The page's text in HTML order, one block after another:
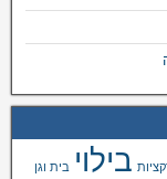
בילוי בית וגן